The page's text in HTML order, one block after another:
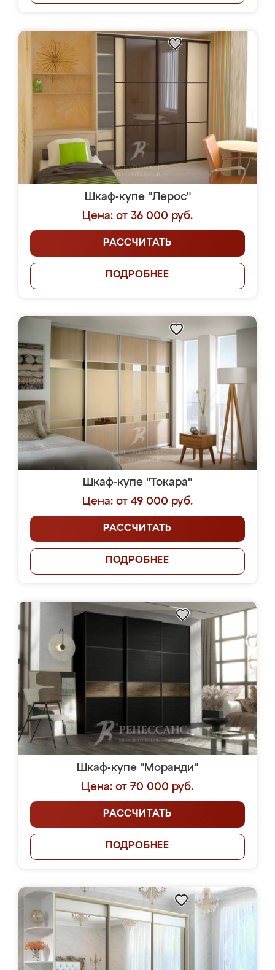
Шкаф-купе "Лерос"
Цена: от 36 000 руб.
РАССЧИТАТЬ
ПОДРОБНЕЕ
Шкаф-купе "Токара"
Цена: от 49 000 руб.
РАССЧИТАТЬ
ПОДРОБНЕЕ
Шкаф-купе "Моранди"
Цена: от 70 000 руб.
РАССЧИТАТЬ
ПОДРОБНЕЕ